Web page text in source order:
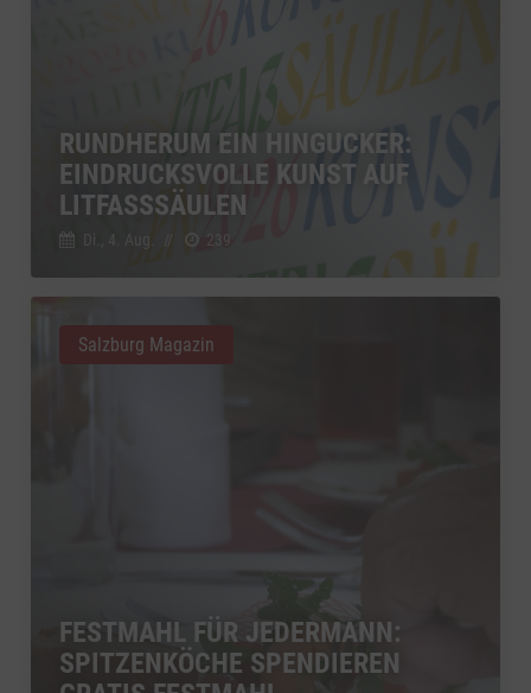
RUNDHERUM EIN HINGUCKER:
EINDRUCKSVOLLE KUNST AUF
LITFASSSÄULEN
Di., 4. Aug. // 239
FESTMAHL FÜR JEDERMANN:
SPITZENKÖCHE SPENDIEREN
Salzburg Magazin